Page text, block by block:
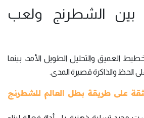
بين الشطرنج ولعب
العميق والتحليل الطويل الأمد، بينما
الحظ والذاكرة قصيرة المدى.
على طريقة بطل العالم للشطرنج